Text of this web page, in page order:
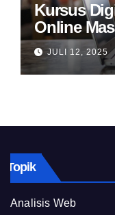
Kursus
Online
JULI 12, 2025
Topik
Analisis Web